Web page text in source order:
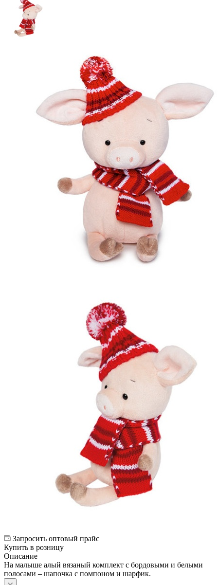
Запросить оптовый прайс
Купить в розницу
Описание
На малыше алый вязаный комплект с бордовыми и белыми
полосами – шапочка с помпоном и шарфик.